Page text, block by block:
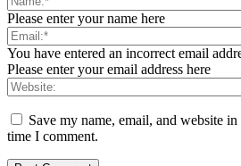
Please enter your name here
You have entered an incorrect email
Please enter your email address here
Save my name, email, and website
time I comment.